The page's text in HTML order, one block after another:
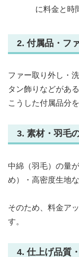
に料金と時
2. 付属品・フ
ファー取り外し・
タン飾りなどがあ
こうした付属品分
3. 素材・羽毛
中綿（羽毛）の量
め）・高密度生地
そのため、料金ア
す。
4. 仕上げ品質